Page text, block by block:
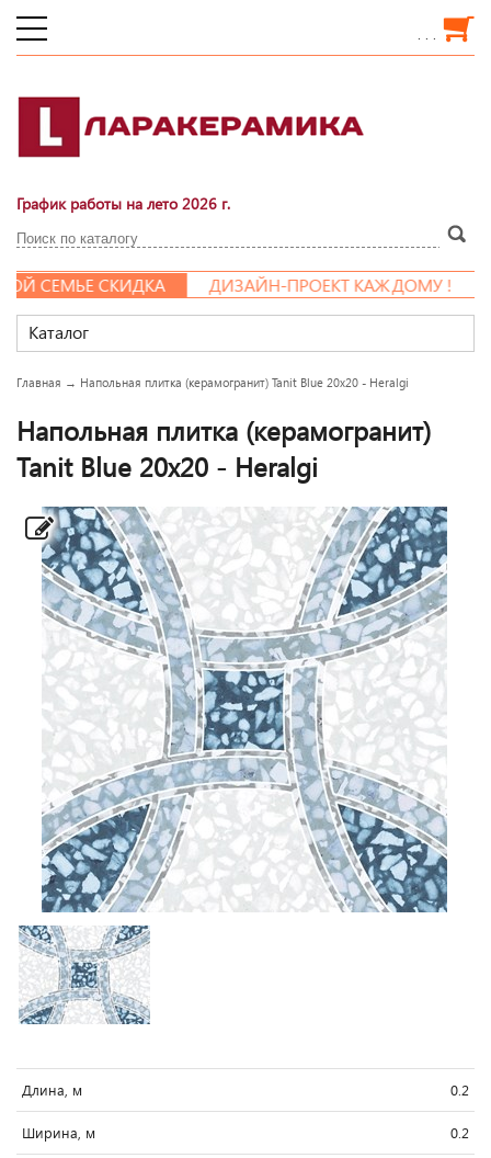
. . .
График работы на лето 2026 г.
СЕМЬЕ СКИДКА
ДИЗАЙН-ПРОЕКТ КАЖДОМУ !
Каталог
Главная → Напольная плитка (керамогранит) Tanit Blue 20x20 - Heralgi
Напольная плитка (керамогранит)
Tanit Blue 20x20 - Heralgi
Длина, м 0.2
Ширина, м 0.2